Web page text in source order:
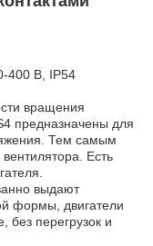
400 В, IP54
вращения
предназначены для
Тем самым
Есть
выдают
формы, двигатели
перегрузок и